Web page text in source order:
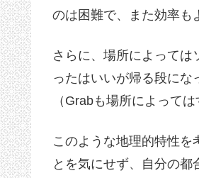
のは困難で、また効率も
さらに、場所によって
ったはいいが帰る段にな
（Grabも場所によって
このような地理的特性を
とを気にせず、自分の